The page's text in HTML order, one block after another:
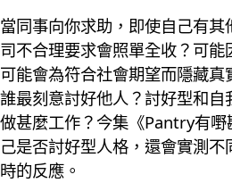
當同事向你求助，即使自己有
司不合理要求會照單全收？可能
可能會為符合社會期望而隱藏
誰最刻意討好他人？討好型和
做甚麼工作？今集《Pantry有嘢
己是否討好型人格，還會實測
時的反應。